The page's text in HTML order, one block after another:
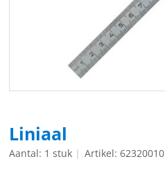
Liniaal
Aantal: 1 stuk Artikel: 62320010